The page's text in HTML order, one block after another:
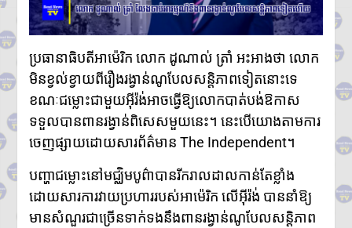
សរុប១៥១,២៣៨នាក់
ស្រី៨៤,៧៣៥នាក់
ពិនិត្យស្ថានភាពជាក់ស្តែងនៅតាម
ព្រំដែនកម្ពុជា-ថៃ ក្នុងខេត្តបន្ទាយ
មានជ័យ
លោកជំទាវបណ្ឌិត ពេជ ចន្ទមុន្នី
ហ៊ុនម៉ាណែត អញ្ជើញប្រគល់ផ្ទះថ្មី
៣ខ្នង ជូនក្រុមគ្រួសារវីរកងទ័ពពលី
ក្រសួងបរិស្ថាន ស្នើឱ្យរដ្ឋបាល
រាជធានី-ខេត្ត អនុវត្តច្បាប់តឹងរ៉ឹង
លើការហាមនាំចូលសំណល់អាគុយ
និងបរិក្ខារអេឡិចត្រូនិកប្រើប្រាស់រួច
ប្រធានាធិបតីអាម៉េរិក លោក ដូណាល់ ត្រាំ អះអាងថា លោក
មិនខ្វល់ខ្វាយពីរឿងរង្វាន់ណូបែលសន្តិភាពទៀតនោះទេ
ខណៈជម្លោះជាមួយអ៊ីរ៉ង់អាចធ្វើឱ្យលោកបាត់បង់ឱកាស
ទទួលបានពានរង្វាន់ពិសេសមួយនេះ។ នេះបើយោងតាមការ
ចេញផ្សាយដោយសារព័ត៌មាន The Independent។
បញ្ហាជម្លោះនៅមជ្ឈិមបូព៌ាបានរីករាលដាលកាន់តែខ្លាំង
ដោយសារការវាយប្រហាររបស់អាម៉េរិក លើអ៊ីរ៉ង់ បាននាំឱ្យ
មានសំណួរជាច្រើនទាក់ទងនឹងពានរង្វាន់ណូបែលសន្តិភាព